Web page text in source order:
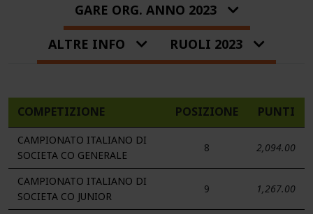
GARE ORG. ANNO 2023
ALTRE INFO
RUOLI 2023
COMPETIZIONE POSIZIONE PUNTI
CAMPIONATO ITALIANO DI
SOCIETA CO GENERALE
8 2,094.00
CAMPIONATO ITALIANO DI
SOCIETA CO JUNIOR
9 1,267.00